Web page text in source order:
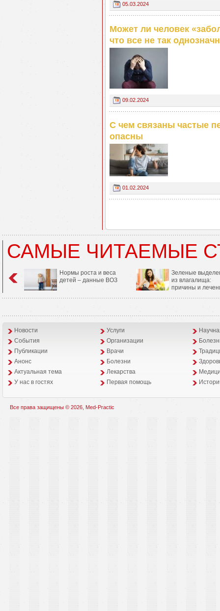
05.03.2024
Может ли человек
что все не так
09.02.2024
С чем связаны частые
опасны
01.02.2024
САМЫЕ ЧИТАЕМЫЕ
Нормы роста и веса
детей – данные ВОЗ
Зеленые
из влагалища:
причины и
Новости Услуги
События
Организации
Публикации
Врачи
Анонс
Болезни
Aктуальная тема
Лекарства
У нас в гостях
Первая помощь
Все права защищены © 2026, Med-Practic